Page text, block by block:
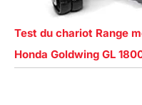
Test du chariot Range
Honda Goldwing GL